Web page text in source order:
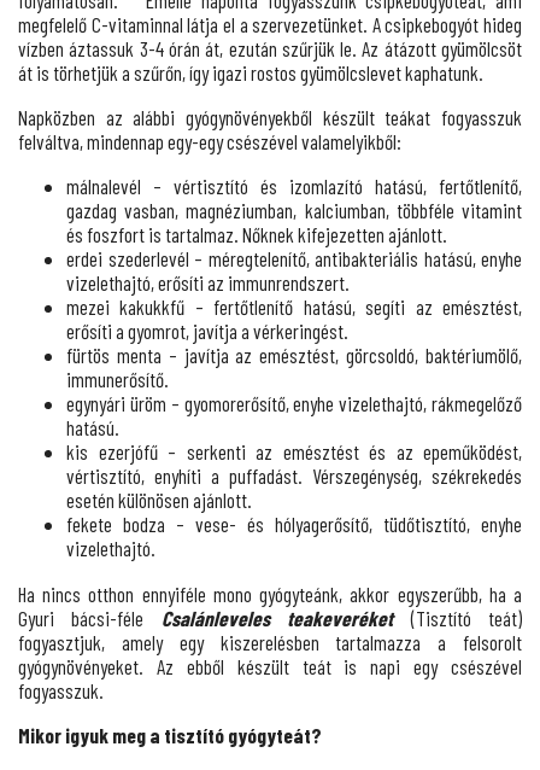
megfelelő C-vitaminnal látja el a szervezetünket. A csipkebogyót hideg
vízben áztassuk 3-4 órán át, ezután szűrjük le. Az átázott gyümölcsöt
át is törhetjük a szűrőn, így igazi rostos gyümölcslevet kaphatunk.
Napközben az alábbi gyógynövényekből készült teákat fogyasszuk
felváltva, mindennap egy-egy csészével valamelyikből:
málnalevél – vértisztító és izomlazító hatású, fertőtlenítő,
gazdag vasban, magnéziumban, kalciumban, többféle vitamint
és foszfort is tartalmaz. Nőknek kifejezetten ajánlott.
erdei szederlevél – méregtelenítő, antibakteriális hatású, enyhe
vizelethajtó, erősíti az immunrendszert.
mezei kakukkfű – fertőtlenítő hatású, segíti az emésztést,
erősíti a gyomrot, javítja a vérkeringést.
fürtös menta – javítja az emésztést, görcsoldó, baktériumölő,
immunerősítő.
egynyári üröm – gyomorerősítő, enyhe vizelethajtó, rákmegelőző
hatású.
kis ezerjófű – serkenti az emésztést és az epeműködést,
vértisztító, enyhíti a puffadást. Vérszegénység, székrekedés
esetén különösen ajánlott.
fekete bodza – vese- és hólyagerősítő, tüdőtisztító, enyhe
vizelethajtó.
Ha nincs otthon ennyiféle mono gyógyteánk, akkor egyszerűbb, ha a
Gyuri bácsi-féle Csalánleveles teakeveréket
(Tisztító teát)
fogyasztjuk, amely egy kiszerelésben tartalmazza a felsorolt
gyógynövényeket. Az ebből készült teát is napi egy csészével
fogyasszuk.
Mikor igyuk meg a tisztító gyógyteát?